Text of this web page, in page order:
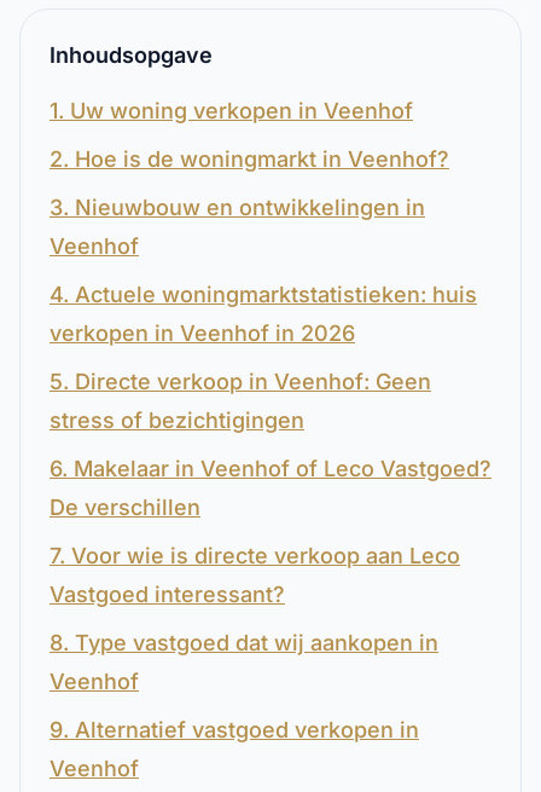
Inhoudsopgave
1. Uw woning verkopen in Veenhof
2. Hoe is de woningmarkt in Veenhof?
3. Nieuwbouw en ontwikkelingen in
Veenhof
4. Actuele woningmarktstatistieken: huis
verkopen in Veenhof in 2026
5. Directe verkoop in Veenhof: Geen
stress of bezichtigingen
6. Makelaar in Veenhof of Leco Vastgoed?
De verschillen
7. Voor wie is directe verkoop aan Leco
Vastgoed interessant?
8. Type vastgoed dat wij aankopen in
Veenhof
9. Alternatief vastgoed verkopen in
Veenhof